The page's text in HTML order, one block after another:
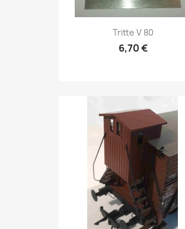
Tritte V 80
6,70 €